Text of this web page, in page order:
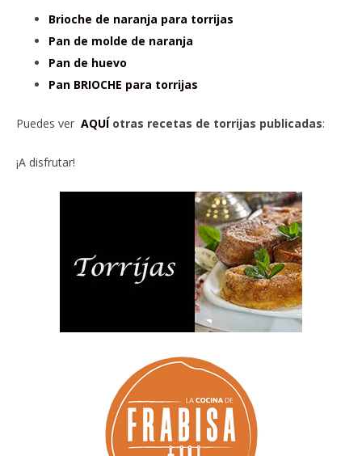
Brioche de naranja para torrijas
Pan de molde de naranja
Pan de huevo
Pan BRIOCHE para torrijas
Puedes ver AQUÍ otras recetas de torrijas publicadas:
¡A disfrutar!